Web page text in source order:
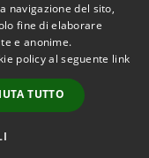
© 2026 • Comune di
• Powered by
Accesso
redazione
navigazione del sito,
fine di elaborare
e anonime.
policy al seguente link
TUTTO